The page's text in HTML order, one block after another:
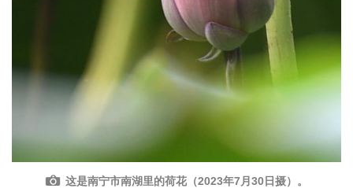
这是南宁市南湖里的荷花（2023年7月30日摄）。